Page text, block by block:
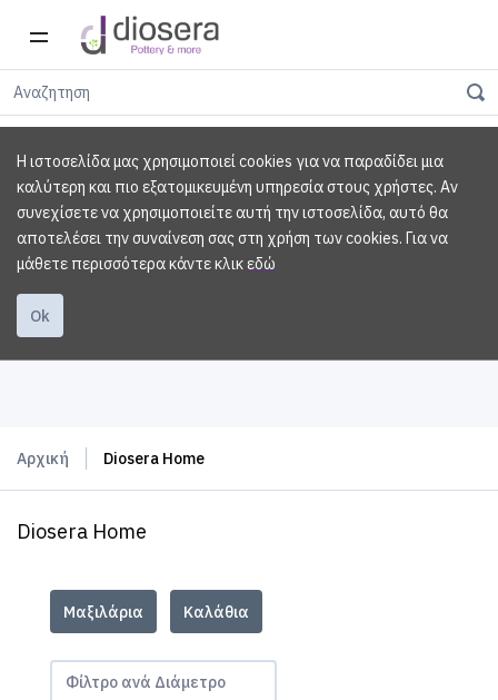
Η ιστοσελίδα μας χρησιμοποιεί cookies για να παραδίδει μια
καλύτερη και πιο εξατομικευμένη υπηρεσία στους χρήστες. Αν
συνεχίσετε να χρησιμοποιείτε αυτή την ιστοσελίδα, αυτό θα
αποτελέσει την συναίνεση σας στη χρήση των cookies. Για να
μάθετε περισσότερα κάντε κλικεδώ
Ok
Αρχική Diosera Home
Diosera Home
Μαξιλάρια Καλάθια
Φίλτρο ανά Διάμετρο